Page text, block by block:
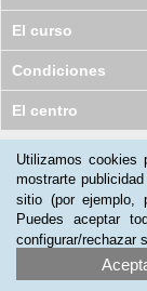
El curso
Condiciones
El centro
Nuestros
me encantó!!!
manipulamos
Utilizamos cookies
mostrarte
sitio (por ejemplo,
Puedes aceptar
configurar/rechazar